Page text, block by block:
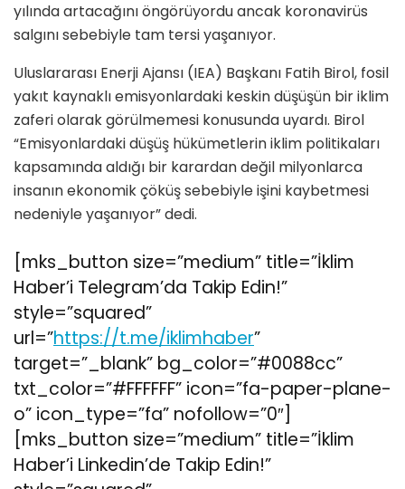
yılında artacağını öngörüyordu ancak koronavirüs
salgını sebebiyle tam tersi yaşanıyor.
Uluslararası Enerji Ajansı (IEA) Başkanı Fatih Birol, fosil
yakıt kaynaklı emisyonlardaki keskin düşüşün bir iklim
zaferi olarak görülmemesi konusunda uyardı. Birol
“Emisyonlardaki düşüş hükümetlerin iklim politikaları
kapsamında aldığı bir karardan değil milyonlarca
insanın ekonomik çöküş sebebiyle işini kaybetmesi
nedeniyle yaşanıyor” dedi.
[mks_button size=”medium” title=”İklim
Haber’i Telegram’da Takip Edin!”
style=”squared”
url=”https://t.me/iklimhaber”
target=”_blank” bg_color=”#0088cc”
txt_color=”#FFFFFF” icon=”fa-paper-plane-
o” icon_type=”fa” nofollow=”0″]
[mks_button size=”medium” title=”İklim
Haber’i Linkedin’de Takip Edin!”